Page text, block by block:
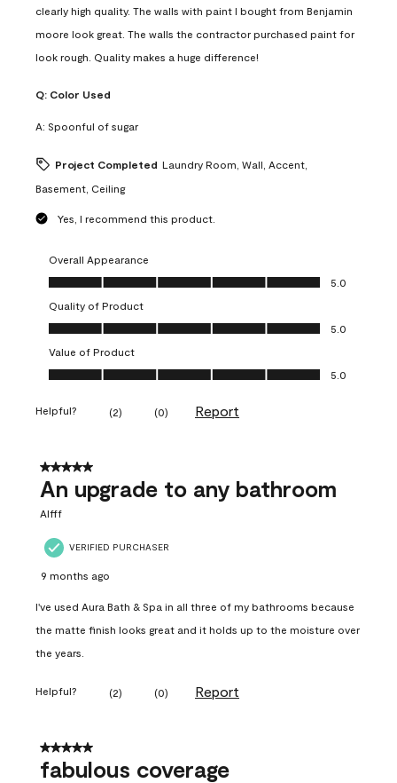
clearly high quality. The walls with paint I bought from Benjamin
moore look great. The walls the contractor purchased paint for
look rough. Quality makes a huge difference!
Q: Color Used
A: Spoonful of sugar
Project Completed Laundry Room, Wall, Accent,
Basement, Ceiling
Yes, I recommend this product.
Overall Appearance
Overall Appearance, 5.0 out of 5
5.0
Quality of Product
Quality of Product, 5.0 out of 5
5.0
Value of Product
Value of Product, 5.0 out of 5
5.0
Helpful? (2) (0) Report
5 out of 5 stars.
An upgrade to any bathroom
Alfff
VERIFIED PURCHASER
9 months ago
I've used Aura Bath & Spa in all three of my bathrooms because
the matte finish looks great and it holds up to the moisture over
the years.
Helpful? (2) (0) Report
5 out of 5 stars.
fabulous coverage